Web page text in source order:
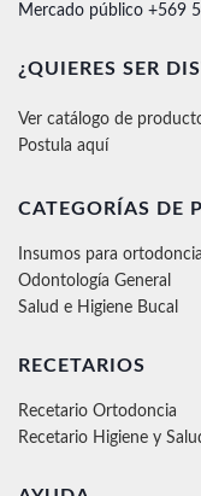
Mercado público +569
¿QUIERES SER
Ver catálogo de
Postula aquí
CATEGORÍAS DE
Insumos para ortodoncia
Odontología General
Salud e Higiene Bucal
RECETARIOS
Recetario Ortodoncia
Recetario Higiene y